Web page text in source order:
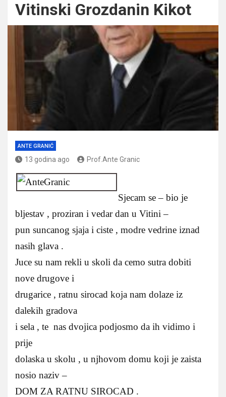
Vitinski Grozdanin Kikot
ANTE GRANIĆ
13 godina ago Prof.Ante Granic
Sjecam se – bio je
bljestav , proziran i vedar dan u Vitini –
pun suncanog sjaja i ciste , modre vedrine iznad
nasih glava .
Juce su nam rekli u skoli da cemo sutra dobiti
nove drugove i
drugarice , ratnu sirocad koja nam dolaze iz
dalekih gradova
i sela , te nas dvojica podjosmo da ih vidimo i
prije
dolaska u skolu , u njhovom domu koji je zaista
nosio naziv –
DOM ZA RATNU SIROCAD .